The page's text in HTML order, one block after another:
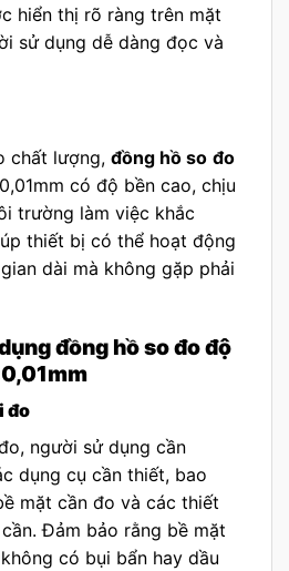
hiển thị rõ ràng trên mặt
sử dụng dễ dàng đọc và
chất lượng, đồng hồ so đo
có độ bền cao, chịu
trường làm việc khắc
thiết bị có thể hoạt động
dài mà không gặp phải
đồng hồ so đo độ
đo
người sử dụng cần
dụng cụ cần thiết, bao
mặt cần đo và các thiết
Đảm bảo rằng bề mặt
có bụi bẩn hay dầu